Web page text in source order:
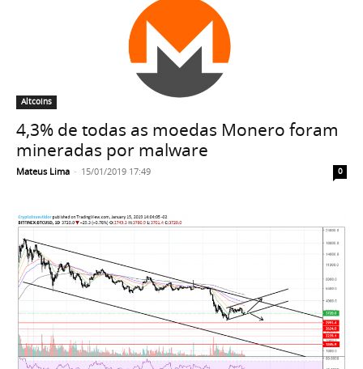
Altcoins
4,3% de todas as moedas Monero foram
mineradas por malware
Mateus Lima - 15/01/2019 17:49 0